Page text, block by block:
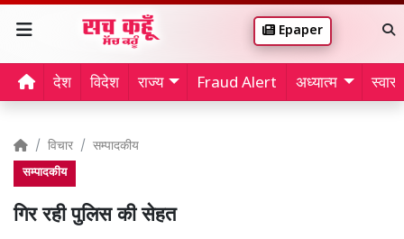
Epaper
देश विदेश राज्य Fraud Alert अध्यात्म
विचार सम्पादकीय
सम्पादकीय
गिर रही पुलिस की सेहत